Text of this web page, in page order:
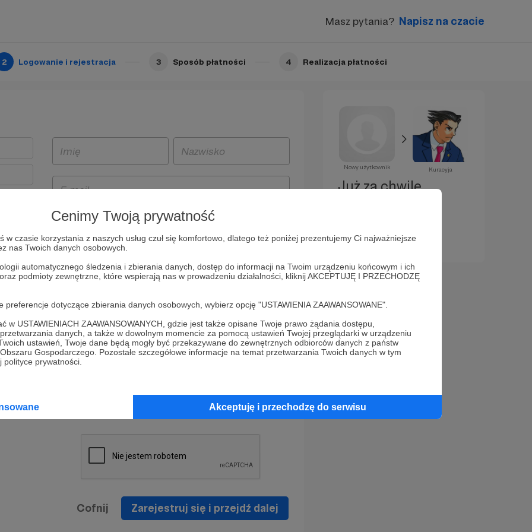
Cenimy Twoją prywatność
w czasie korzystania z naszych usług czuł się komfortowo, dlatego też poniżej prezentujemy Ci najważniejsze
nas Twoich danych osobowych.
automatycznego śledzenia i zbierania danych, dostęp do informacji na Twoim urządzeniu końcowym i ich
podmioty zewnętrzne, które wspierają nas w prowadzeniu działalności, kliknij AKCEPTUJĘ I PRZECHODZĘ
dotyczące zbierania danych osobowych, wybierz opcję "USTAWIENIA ZAAWANSOWANE".
w USTAWIENIACH ZAAWANSOWANYCH, gdzie jest także opisane Twoje prawo żądania dostępu,
danych, a także w dowolnym momencie za pomocą ustawień Twojej przeglądarki w urządzeniu
ustawień, Twoje dane będą mogły być przekazywane do zewnętrznych odbiorców danych z państw
Gospodarczego. Pozostałe szczegółowe informacje na temat przetwarzania Twoich danych w tym
prywatności.
Akceptuję i przechodzę do serwisu
Masz pytania? Napisz na czacie
2 Logowanie i rejestracja 3 Sposób płatności 4 Realizacja płatności
i
będą
z
prawo
na
Politykę Prywatności
* Wyrażam zgodę na przetwarzanie moich danych
osobowych podanych w formularzu rejestracyjnym w celu
prawidłowego świadczenia usług serwisu Patronite.
informacji handlowych - newslettera. Opcja ta może zostać
Cofnij Zarejestruj się i przejdź dalej
Nowy użytkownik Kuracyja
Już za chwilę